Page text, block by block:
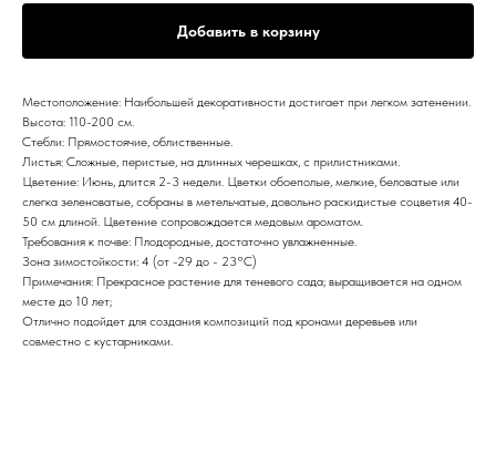
Добавить в корзину
Местоположение: Наибольшей декоративности достигает при легком затенении.
Высота: 110-200 см.
Стебли: Прямостоячие, облиственные.
Листья: Сложные, перистые, на длинных черешках, с прилистниками.
Цветение: Июнь, длится 2-3 недели. Цветки обоеполые, мелкие, беловатые или
слегка зеленоватые, собраны в метельчатые, довольно раскидистые соцветия 40-
50 см длиной. Цветение сопровождается медовым ароматом.
Требования к почве: Плодородные, достаточно увлажненные.
Зона зимостойкости: 4 (от -29 до - 23°С)
Примечания: Прекрасное растение для теневого сада; выращивается на одном
месте до 10 лет;
Отлично подойдет для создания композиций под кронами деревьев или
совместно с кустарниками.